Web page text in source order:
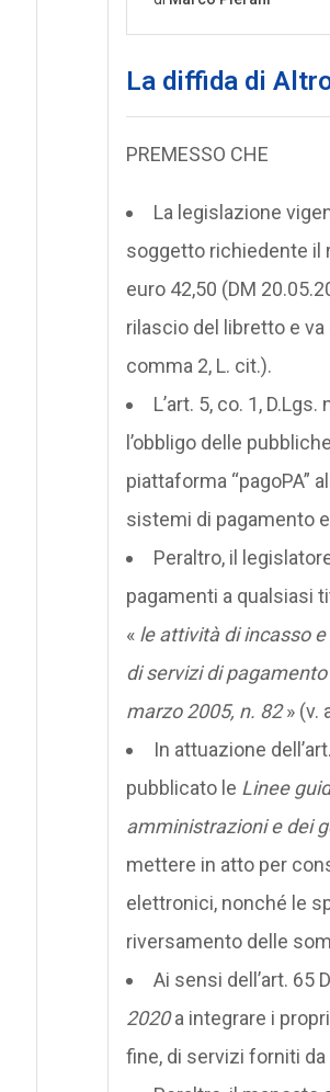
La diffida di
PREMESSO CHE
La legislazione
soggetto richiedente il
euro 42,50 (DM
rilascio del libretto e
comma 2, L. cit.).
L’art. 5, co. 1,
l’obbligo delle
piattaforma “pagoPA”
sistemi di pagamento
Peraltro, il
pagamenti a qualsiasi
« le attività di incasso
di servizi di
marzo 2005, n. 82» (v.
In attuazione
pubblicato le Linee
amministrazioni e dei
mettere in atto per
elettronici, nonché le
riversamento delle
Ai sensi dell’art. 65
2020a integrare i
fine, di servizi forniti da